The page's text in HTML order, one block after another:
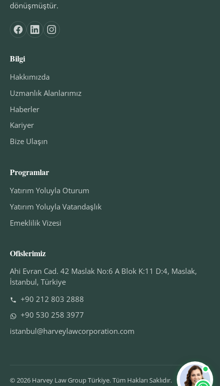
dönüşmüştür.
Bilgi
Hakkımızda
Uzmanlık Alanlarımız
Haberler
Kariyer
Bize Ulaşın
Programlar
Yatırım Yoluyla Oturum
Yatırım Yoluyla Vatandaşlık
Emeklilik Vizesi
Ofislerimiz
Ahi Evran Cad. 42 Maslak No:6 A Blok K:11 D:4, Maslak,
İstanbul, Türkiye
+90 212 803 2888
+90 530 258 3977
istanbul@harveylawcorporation.com
© 2026 Harvey Law Group Türkiye. Tüm Hakları Saklıdır.